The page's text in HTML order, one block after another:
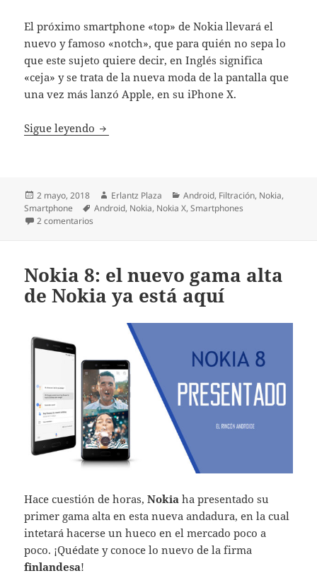
El próximo smartphone «top» de Nokia llevará el
nuevo y famoso «notch», que para quién no sepa lo
que este sujeto quiere decir, en Inglés significa
«ceja» y se trata de la nueva moda de la pantalla que
una vez más lanzó Apple, en su iPhone X.
Sigue leyendo Nokia X, primeras imágenes filtradas
Publicado
el
2 mayo, 2018 Autor
Erlantz Plaza Categorías
Android, Filtración, Nokia,
Smartphone
Etiquetas
Android, Nokia, Nokia X,Smartphones
2 comentarios
Nokia 8: el nuevo gama alta
de Nokia ya está aquí
Hace cuestión de horas,Nokia ha presentado su
primer gama alta en esta nueva andadura, en la cual
intetará hacerse un hueco en el mercado poco a
poco. ¡Quédate y conoce lo nuevo de la firma
finlandesa!